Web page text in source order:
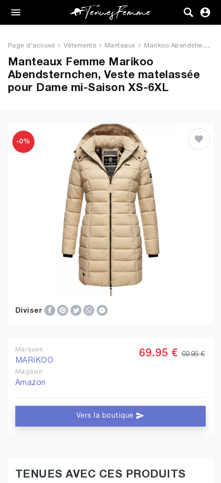
Femme
Vêtements
Chaussures
VENTE
Page d'accueil Vêtements Manteaux Marikoo Abendsternchen, Veste ...
Manteaux Femme Marikoo
Abendsternchen, Veste matelassée
pour Dame mi-Saison XS-6XL
-0%
Diviser
Marques
MARIKOO
Magasin
Amazon
69.95 € 69.95 €
Vers la boutique
TENUES AVEC CES PRODUITS